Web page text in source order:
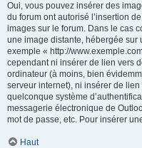
Oui, vous pouvez insérer des
du forum ont autorisé l’insertion
images sur le forum. Dans le cas
une image distante, hébergée sur
exemple « http://
cependant ni insérer de lien vers
ordinateur (à moins, bien
serveur internet), ni insérer de
quelconque système
messagerie électronique de
mot de passe, etc. Pour insérer
Haut